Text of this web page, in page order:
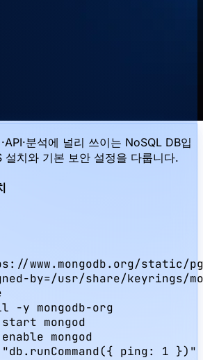
분석에 널리 쓰이는 NoSQL DB입
치와 기본 보안 설정을 다룹니다.
www.mongodb.org/static/
by=/usr/share/keyrings/
y mongodb-org
mongod
mongod
ping: 1 })"